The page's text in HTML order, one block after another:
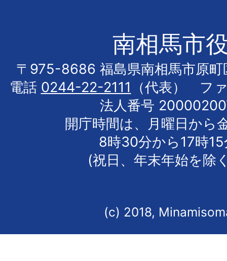
南相馬市
〒975-8686 福島県南相馬市原町
電話 0244-22-2111
（代表） フ
法人番号
開庁時間は、月曜日から
8時30分から17時
(祝日、年末年始を除
(c) 2018,